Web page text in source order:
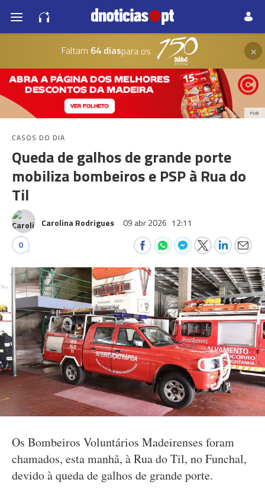
Faltam 64 diaspara os ×
PUB
CASOS DO DIA
Queda de galhos de grande porte
mobiliza bombeiros e PSP à Rua do
Til
Carolina Rodrigues 09 abr 2026 12:11
0
Os Bombeiros Voluntários Madeirenses foram
chamados, esta manhã, à Rua do Til, no Funchal,
devido à queda de galhos de grande porte.